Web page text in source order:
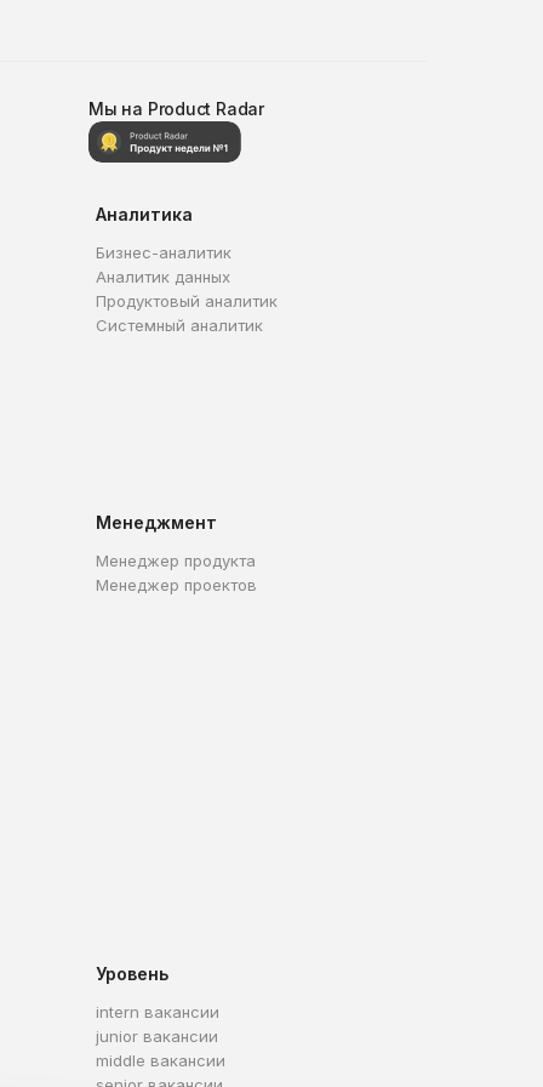
Мы на Product Radar
Аналитика
Бизнес-аналитик
Аналитик данных
Продуктовый аналитик
Системный аналитик
Менеджмент
Менеджер продукта
Менеджер проектов
Уровень
intern вакансии
junior вакансии
middle вакансии